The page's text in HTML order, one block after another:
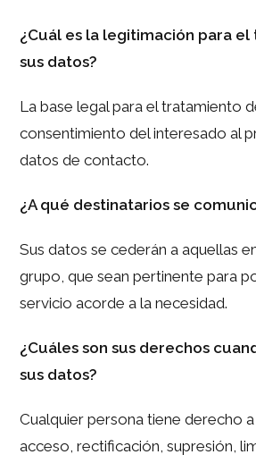
¿Cuál es la legitimación para
sus datos?
La base legal para el tratamiento
consentimiento del interesado al
datos de contacto.
¿A qué destinatarios se
Sus datos se cederán a aquellas
grupo, que sean pertinente para
servicio acorde a la necesidad.
¿Cuáles son sus derechos
sus datos?
Cualquier persona tiene derecho
acceso, rectificación, supresión,